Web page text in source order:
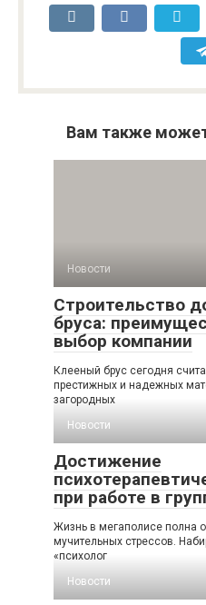
Вам также
Новости
Строительство
бруса:
выбор компании
Клееный брус сегодня
престижных и надежных
загородных
Новости
Достижение
при работе в
Жизнь в мегаполисе полна
мучительных стрессов.
«психолог
Новости